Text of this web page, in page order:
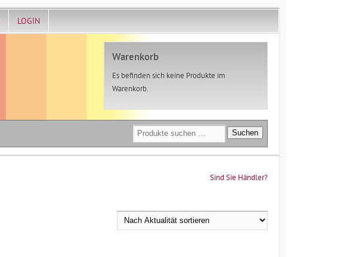
LOGIN
Warenkorb
Es befinden sich keine Produkte im
Warenkorb.
Suchen
nach:
Suchen
Sind Sie Händler?